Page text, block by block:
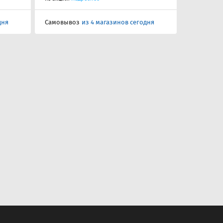
Самовывоз из 4 магазинов сегодня